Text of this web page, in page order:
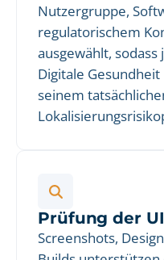
Nutzergruppe,
regulatorischem
ausgewählt,
Digitale
seinem
Prüfung der
Screenshots,